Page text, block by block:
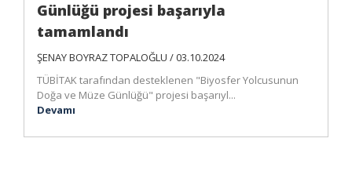
Günlüğü projesi başarıyla
tamamlandı
ŞENAY BOYRAZ TOPALOĞLU / 03.10.2024
TÜBİTAK tarafından desteklenen "Biyosfer Yolcusunun
Doğa ve Müze Günlüğü" projesi başarıyl...
Devamı